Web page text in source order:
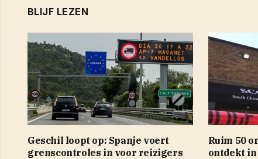
BLIJF LEZEN
Geschil loopt op: Spanje voert
grenscontroles in voor reizigers
Ruim 50
ontdekt